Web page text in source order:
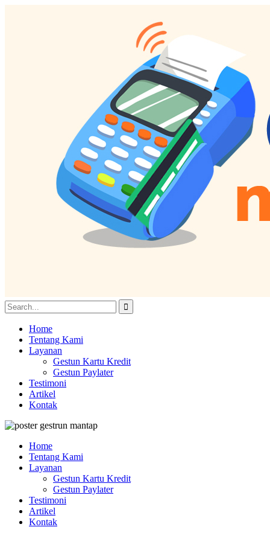
Home
Tentang Kami
Layanan
Gestun Kartu Kredit
Gestun Paylater
Testimoni
Artikel
Kontak
Home
Tentang Kami
Layanan
Gestun Kartu Kredit
Gestun Paylater
Testimoni
Artikel
Kontak